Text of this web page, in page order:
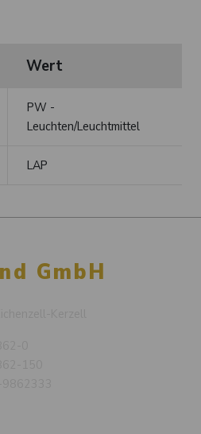
Wert
PW -
Leuchten/Leuchtmittel
LAP
GmbH